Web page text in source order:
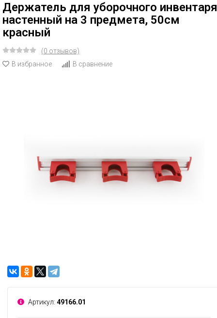
Держатель для уборочного инвентаря
настенный на 3 предмета, 50см
красный
(0 отзывов)
В избранное
В сравнение
Артикул: 49166.01